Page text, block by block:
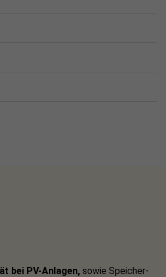
bei PV-Anlagen, sowie Speicher-